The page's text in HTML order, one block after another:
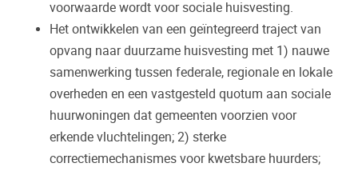
voorwaarde wordt voor sociale huisvesting.
Het ontwikkelen van een geïntegreerd traject van
opvang naar duurzame huisvesting met 1) nauwe
samenwerking tussen federale, regionale en lokale
overheden en een vastgesteld quotum aan sociale
huurwoningen dat gemeenten voorzien voor
erkende vluchtelingen; 2) sterke
correctiemechanismes voor kwetsbare huurders;